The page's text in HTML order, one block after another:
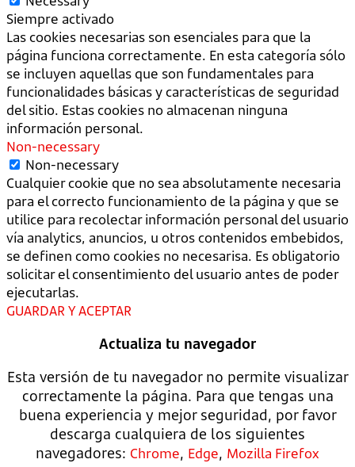
Siempre activado
Las cookies necesarias son esenciales para que la
página funciona correctamente. En esta categoría sólo
se incluyen aquellas que son fundamentales para
funcionalidades básicas y características de seguridad
del sitio. Estas cookies no almacenan ninguna
información personal.
Non-necessary
Non-necessary
Cualquier cookie que no sea absolutamente necesaria
para el correcto funcionamiento de la página y que se
utilice para recolectar información personal del usuario
vía analytics, anuncios, u otros contenidos embebidos,
se definen como cookies no necesarisa. Es obligatorio
solicitar el consentimiento del usuario antes de poder
ejecutarlas.
GUARDAR Y ACEPTAR
Actualiza tu navegador
Esta versión de tu navegador no permite visualizar
correctamente la página. Para que tengas una
buena experiencia y mejor seguridad, por favor
descarga cualquiera de los siguientes
navegadores: Chrome, Edge, Mozilla Firefox